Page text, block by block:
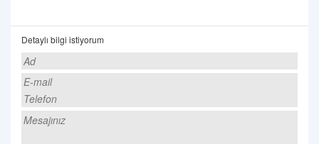
Detaylı bilgi istiyorum